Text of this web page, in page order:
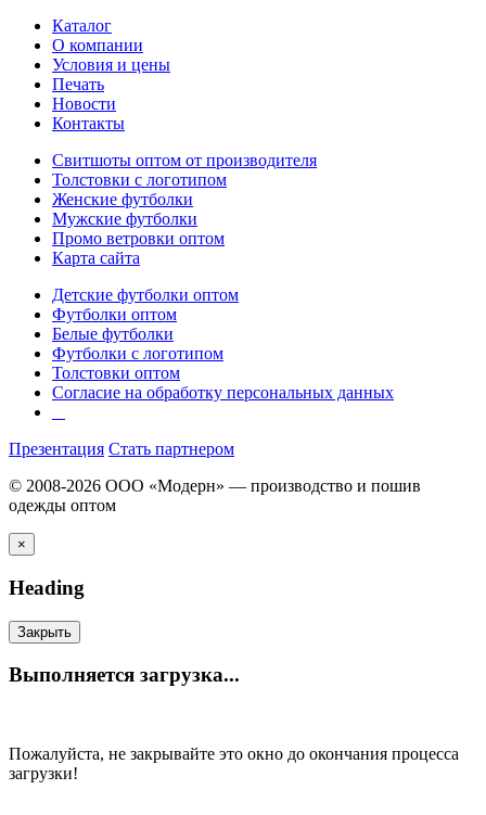
Каталог
О компании
Условия и цены
Печать
Новости
Контакты
Свитшоты оптом от производителя
Толстовки с логотипом
Женские футболки
Мужские футболки
Промо ветровки оптом
Карта сайта
Детские футболки оптом
Футболки оптом
Белые футболки
Футболки с логотипом
Толстовки оптом
Согласие на обработку персональных данных
Презентация Стать партнером
© 2008-2026 ООО «Модерн» — производство и пошив
одежды оптом
×
Heading
Закрыть
Выполняется загрузка...
Пожалуйста, не закрывайте это окно до окончания процесса
загрузки!